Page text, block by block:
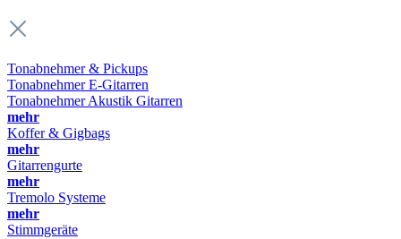
Tonabnehmer & Pickups
Tonabnehmer E-Gitarren
Tonabnehmer Akustik Gitarren
mehr
Koffer & Gigbags
mehr
Gitarrengurte
mehr
Tremolo Systeme
mehr
Stimmgeräte